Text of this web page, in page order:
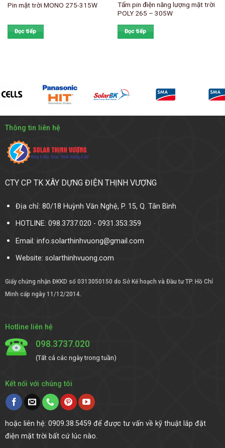
Pin mặt trời MONO 275-315W
Đọc tiếp
Tấm pin điện năng lượng mặt trời
POLY 265 – 305W
Đọc tiếp
Thông tin liên hệ
CTY CP TK XÂY DỰNG ĐIỆN THỊNH VƯỢNG
Địa chỉ: 80/18 Huỳnh Văn Nghệ, P. 15, Q. Tân Bình
HOTLINE: 098.3737.020 - 0931.353.359
Email: info.solarthinhvuong@gmail.com
Website: solarthinhvuong.com
Giấy chứng nhận ĐKKD số 0313050150 do Sở Kế hoạch và Đầu tư TP. Hồ Chí
Minh cấp ngày 11/12/2014.
Hotline liên hệ
098.3737.020
(Tất cả các ngày trong tuần)
Kết nối với chúng tôi
hoặc liên hệ: 0909.38.5459 để được tư vấn về kỹ thuật lắp đặt
điện mặt trời bất cứ lúc nào.